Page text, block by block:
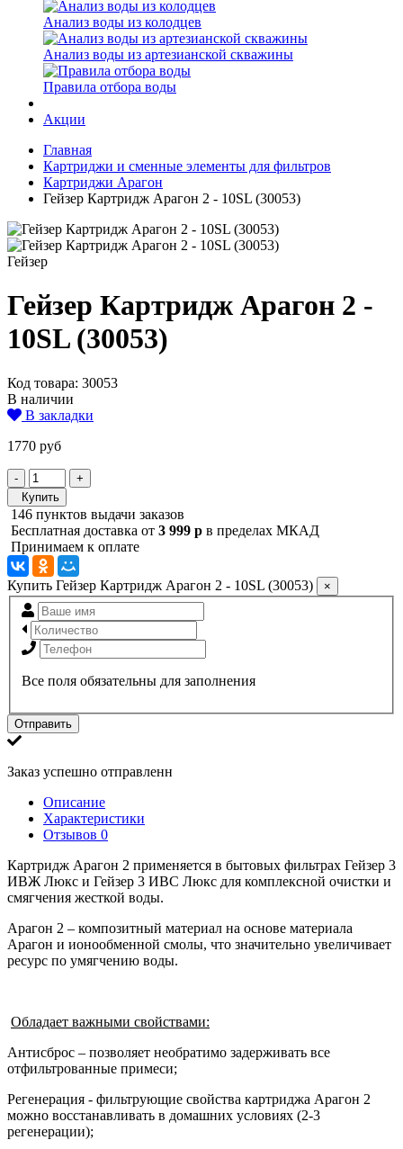
Анализ воды из колодцев
Анализ воды из артезианской скважины
Правила отбора воды
Акции
Главная
Картриджи и сменные элементы для фильтров
Картриджи Арагон
Гейзер Картридж Арагон 2 - 10SL (30053)
Гейзер
Гейзер Картридж Арагон 2 -
10SL (30053)
Код товара: 30053
В наличии
В закладки
1770 руб
-
+
Купить
146 пунктов выдачи заказов
Бесплатная доставка от 3 999 р в пределах МКАД
Принимаем к оплате
Купить Гейзер Картридж Арагон 2 - 10SL (30053) ×
Все поля обязательны для заполнения
Отправить
Заказ успешно отправленн
Описание
Характеристики
Отзывов 0
Картридж Арагон 2 применяется в бытовых фильтрах Гейзер 3
ИВЖ Люкс и Гейзер 3 ИВС Люкс для комплексной очистки и
смягчения жесткой воды.
Арагон 2 – композитный материал на основе материала
Арагон и ионообменной смолы, что значительно увеличивает
ресурс по умягчению воды.
Обладает важными свойствами:
Антисброс – позволяет необратимо задерживать все
отфильтрованные примеси;
Регенерация - фильтрующие свойства картриджа Арагон 2
можно восстанавливать в домашних условиях (2-3
регенерации);